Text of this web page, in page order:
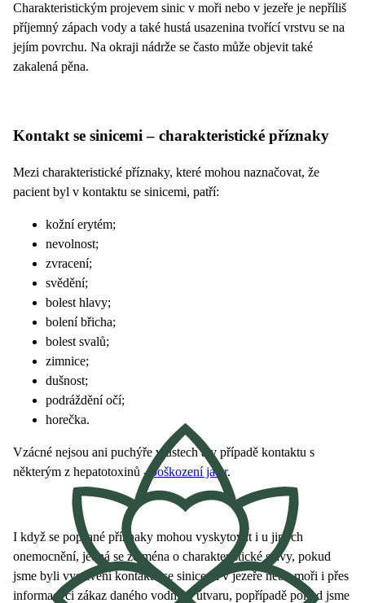
Charakteristickým projevem sinic v moři nebo v jezeře je nepříliš
příjemný zápach vody a také hustá usazenina tvořící vrstvu se na
jejím povrchu. Na okraji nádrže se často může objevit také
zakalená pěna.
Kontakt se sinicemi – charakteristické příznaky
Mezi charakteristické příznaky, které mohou naznačovat, že
pacient byl v kontaktu se sinicemi, patří:
kožní erytém;
nevolnost;
zvracení;
svědění;
bolest hlavy;
bolení břicha;
bolest svalů;
zimnice;
dušnost;
podráždění očí;
horečka.
Vzácné nejsou ani puchýře v ústech a v případě kontaktu s
některým z hepatotoxinů - poškození jater.
I když se popsané příznaky mohou vyskytovat i u jiných
onemocnění, jedná se zejména o charakteristické stavy, pokud
jsme byli vystavení kontaktu se sinicemi v jezeře nebo moři i přes
informaci či zákaz daného vodního útvaru, popřípadě pokud jsme